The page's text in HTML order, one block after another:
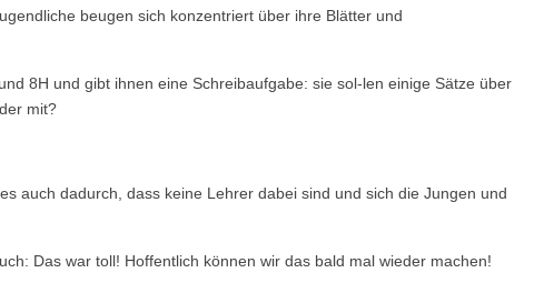
beugen sich konzentriert über ihre Blätter und
8H und gibt ihnen eine Schreibaufgabe: sie sol-len einige Sätze über
mit?
auch dadurch, dass keine Lehrer dabei sind und sich die Jungen und
Das war toll! Hoffentlich können wir das bald mal wieder machen!